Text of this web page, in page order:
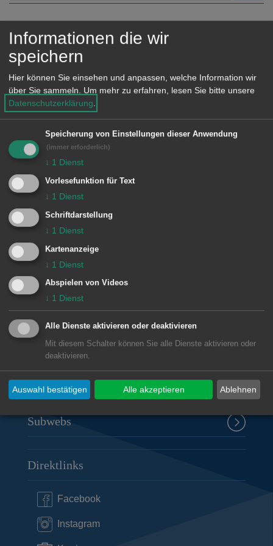
n
W
Wallfahrtskirche St. Maria
Unterkochen
Unsere Anschrift
Marktplatz 30
73430Aalen
07361 52-0
presseamt@aalen.de
Öffnungszeiten Rathaus Aalen
Subwebs
Direktlinks
Facebook
Instagram
Informationen die wir
speichern
Hier können Sie einsehen und anpassen, welche Information wir
über Sie sammeln. Um mehr zu erfahren, lesen Sie bitte unsere
Datenschutzerklärung.
Speicherung von Einstellungen dieser Anwendung
(immer erforderlich)
↓ 1 Dienst
Vorlesefunktion für Text
↓ 1 Dienst
Schriftdarstellung
↓ 1 Dienst
Kartenanzeige
↓ 1 Dienst
Abspielen von Videos
↓ 1 Dienst
Alle Dienste aktivieren oder deaktivieren
Mit diesem Schalter können Sie alle Dienste aktivieren oder
deaktivieren.
Ablehnen
Auswahl bestätigen Alle akzeptieren